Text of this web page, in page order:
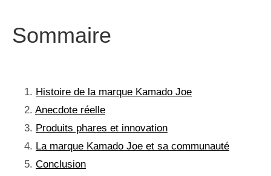
Sommaire
Histoire de la marque Kamado Joe
Anecdote réelle
Produits phares et innovation
La marque Kamado Joe et sa communauté
Conclusion